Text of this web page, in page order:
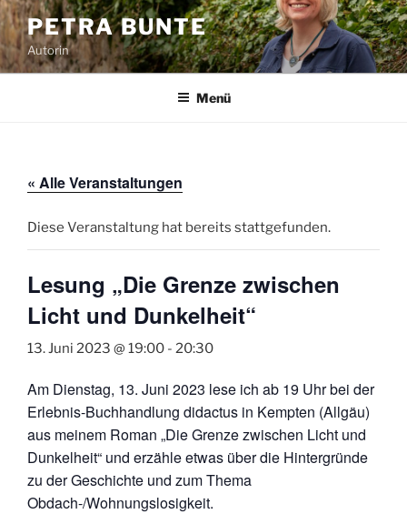
Zum
Inhalt
springen
PETRA BUNTE
Autorin
Menü
« Alle Veranstaltungen
Diese Veranstaltung hat bereits stattgefunden.
Lesung „Die Grenze zwischen
Licht und Dunkelheit“
13. Juni 2023 @ 19:00 - 20:30
Am Dienstag, 13. Juni 2023 lese ich ab 19 Uhr bei der
Erlebnis-Buchhandlung didactus in Kempten (Allgäu)
aus meinem Roman „Die Grenze zwischen Licht und
Dunkelheit“ und erzähle etwas über die Hintergründe
zu der Geschichte und zum Thema
Obdach-/Wohnungslosigkeit.